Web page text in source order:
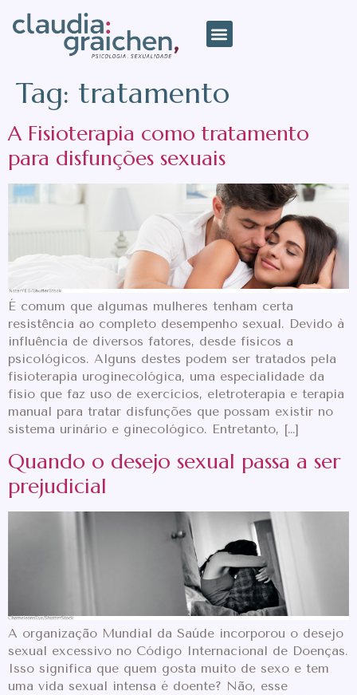
Tag: tratamento
A Fisioterapia como tratamento
para disfunções sexuais
É comum que algumas mulheres tenham certa
resistência ao completo desempenho sexual. Devido à
influência de diversos fatores, desde físicos a
psicológicos. Alguns destes podem ser tratados pela
fisioterapia uroginecológica, uma especialidade da
fisio que faz uso de exercícios, eletroterapia e terapia
manual para tratar disfunções que possam existir no
sistema urinário e ginecológico. Entretanto, […]
Quando o desejo sexual passa a ser
prejudicial
A organização Mundial da Saúde incorporou o desejo
sexual excessivo no Código Internacional de Doenças.
Isso significa que quem gosta muito de sexo e tem
uma vida sexual intensa é doente? Não, esse